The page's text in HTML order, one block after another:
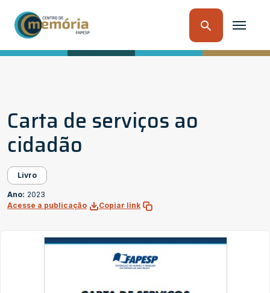
Carta de serviços ao
cidadão
Livro
Ano: 2023
Acesse a publicação
Copiar link